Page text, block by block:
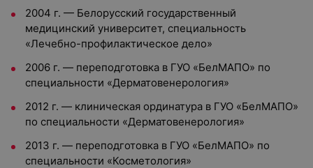
2004 г. — Белорусский государственный
медицинский университет, специальность
«Лечебно-профилактическое дело»
2006 г. — переподготовка в ГУО «БелМАПО» по
специальности «Дерматовенерология»
2012 г. — клиническая ординатура в ГУО «БелМАПО»
по специальности «Дерматовенерология»
2013 г. — переподготовка в ГУО «БелМАПО» по
специальности «Косметология»